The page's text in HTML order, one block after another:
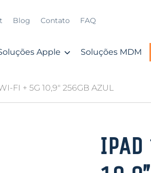
Blog Contato FAQ
Apple Soluções MDM
FI + 5G 10,9″ 256GB AZUL